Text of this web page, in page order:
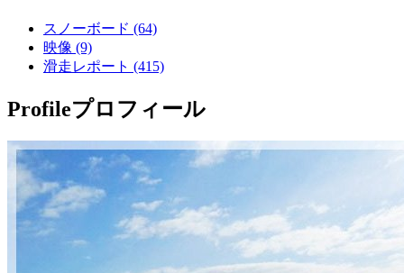
スノーボード (64)
映像 (9)
滑走レポート (415)
Profileプロフィール